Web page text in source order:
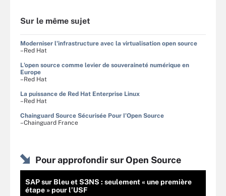
Sur le même sujet
Moderniser l'infrastructure avec la virtualisation open source
–Red Hat
L'open source comme levier de souveraineté numérique en
Europe
–Red Hat
La puissance de Red Hat Enterprise Linux
–Red Hat
Chainguard Source Sécurisée Pour I’Open Source
–Chainguard France
Pour approfondir sur Open Source
SAP sur Bleu et S3NS : seulement « une première
étape » pour l’USF